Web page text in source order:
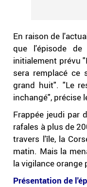
En raison de
que l'épisode de
initialement prévu
sera remplacé ce
grand huit". "Le
inchangé", précise
Frappée jeudi par
rafales à plus de
travers l'île, la
matin. Mais la
la vigilance orange
Présentation de